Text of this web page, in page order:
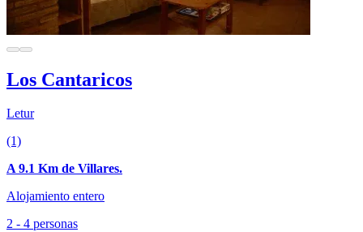
Los Cantaricos
Letur
(1)
A 9.1 Km de Villares.
Alojamiento entero
2 - 4 personas